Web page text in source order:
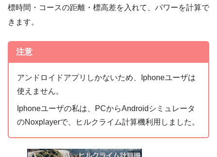
標時間・コースの距離・標高差を入れて、パワーを計算で
きます。
注意
アンドロイドアプリしかないため、Iphoneユーザは
使えません。
Iphoneユーザの私は、PCからAndroidシミュレータ
のNoxplayerで、ヒルクライム計算機利用しました。